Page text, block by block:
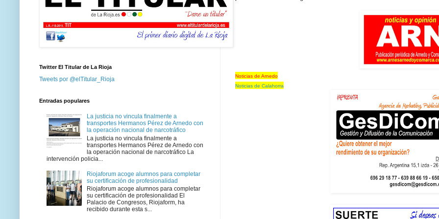
Noticias de Arnedo
Noticias de Calahorra
Twitter El Titular de La Rioja
Tweets por @elTitular_Rioja
Entradas populares
La justicia no vincula finalmente a
transportes Hermanos Pérez de Arnedo con
la operación nacional de narcotráfico
La justicia no vincula finalmente a
transportes Hermanos Pérez de Arnedo con
la operación nacional de narcotráfico La
intervención policia...
Riojaforum acoge alumnos para completar
su certificación de profesionalidad
Riojaforum acoge alumnos para completar
su certificación de profesionalidad El
Palacio de Congresos, Riojaform, ha
recibido durante esta s...